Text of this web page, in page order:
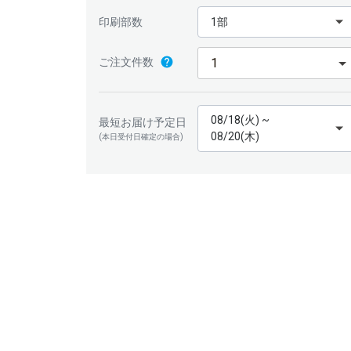
印刷部数 1部
ご注文件数
最短お届け予定日
(本日受付日確定の場合)
08/18(火) ~
08/20(木)